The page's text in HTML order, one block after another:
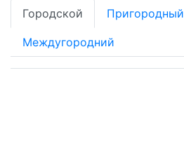
Городской Пригородный
Междугородний